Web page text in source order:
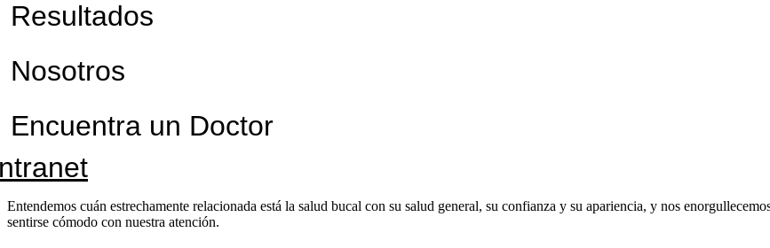
Resultados
Nosotros
Encuentra un Doctor
Entendemos cuán estrechamente relacionada está la salud bucal con su salud general, su confianza y su apariencia, y nos
sentirse cómodo con nuestra atención.